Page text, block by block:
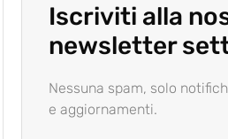
Iscriviti alla
newsletter
Nessuna spam, solo
e aggiornamenti.